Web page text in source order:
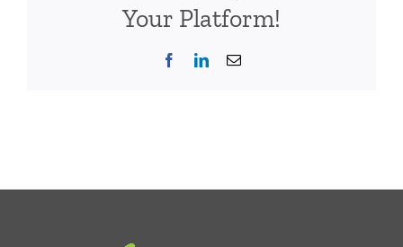
Your Platform!
FacebookLinkedInEmail